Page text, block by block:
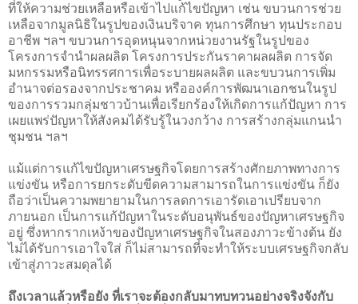
ที่ให้ความช่วยเหลือหรือเข้าไปแก้ไขปัญหา เช่น ขบวนการช่วย
เหลือจากมูลนิธิในรูปของเงินบริจาค ทุนการศึกษา ทุนประกอบ
อาชีพ ฯลฯ ขบวนการอุดหนุนจากหน่วยงานรัฐในรูปของ
โครงการจำนำผลผลิต โครงการประกันราคาผลผลิต การจัด
มหกรรมหรือนิทรรศการเพื่อระบายผลผลิต และขบวนการเพิ่ม
อำนาจต่อรองจากประชาคม หรือองค์การพัฒนาเอกชนในรูป
ของการรวมกลุ่มชาวบ้านเพื่อเรียกร้องให้เกิดการแก้ปัญหา การ
เผยแพร่ปัญหาให้สังคมได้รับรู้ในวงกว้าง การสร้างกลุ่มแกนนำ
ชุมชน ฯลฯ
แม้แต่การแก้ไขปัญหาเศรษฐกิจโดยการสร้างศักยภาพทางการ
แข่งขัน หรือการยกระดับขีดความสามารถในการแข่งขัน ก็ยัง
ถือว่าเป็นความพยายามในการลดการเอารัดเอาเปรียบจาก
ภายนอก เป็นการแก้ปัญหาในระดับอนุพันธ์ของปัญหาเศรษฐกิจ
อยู่ ซึ่งหากรากเหง้าของปัญหาเศรษฐกิจในสองภาวะข้างต้น ยัง
ไม่ได้รับการเอาใจใส่ ก็ไม่สามารถที่จะทำให้ระบบเศรษฐกิจกลับ
เข้าสู่ภาวะสมดุลได้
ถึงเวลาแล้วหรือยัง ที่เราจะต้องกลับมาทบทวนอย่างจริงจังกับ